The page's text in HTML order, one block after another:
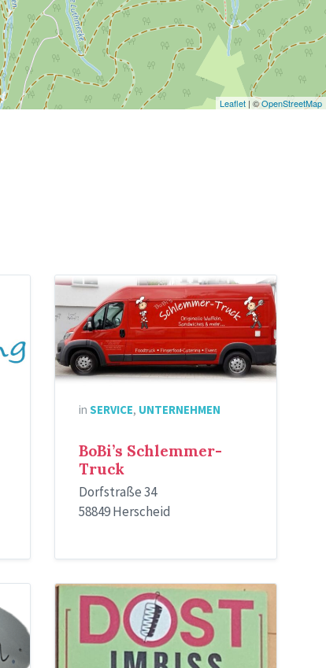
Leaflet | ©OpenStreetMap
inSERVICE, UNTERNEHMEN
BoBi’s Schlemmer-
Truck
Dorfstraße 34
58849 Herscheid
Dost
Schild